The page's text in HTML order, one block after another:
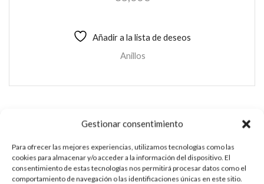
Gestionar consentimiento
Para ofrecer las mejores experiencias, utilizamos tecnologías como las
cookies para almacenar y/o acceder a la información del dispositivo. El
consentimiento de estas tecnologías nos permitirá procesar datos como el
comportamiento de navegación o las identificaciones únicas en este sitio.
Añadir a la lista de deseos
Anillos
SORTIJA PLATA PLUMA
Esta es una pieza única al ser realizada de manera artesanal en
nuestros talleres de Madrid, España. Es por ello por lo que sus
características y precio pueden variar de una pieza a otra.